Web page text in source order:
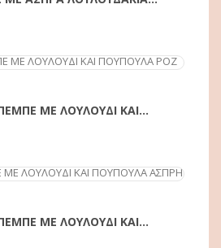
ΑΓΟΡΆ
ΜΕ ΛΟΥΛΟΥΔΙ ΚΑΙ...
ΑΓΟΡΆ
ΜΕ ΛΟΥΛΟΥΔΙ ΚΑΙ...